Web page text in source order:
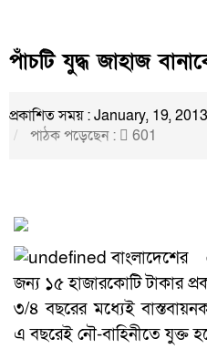
পাঁচটি যুদ্ধ জাহাজ
প্রকাশিত সময় : January, 19,
পাঠক পড়েছেন :
601
বাংলাদেশের
জন্য ১৫ হাজারকোটি টাকার
৩/৪ বছরের মধ্যেই
এ বছরেই নৌ-বাহিনীতে যুক্ত